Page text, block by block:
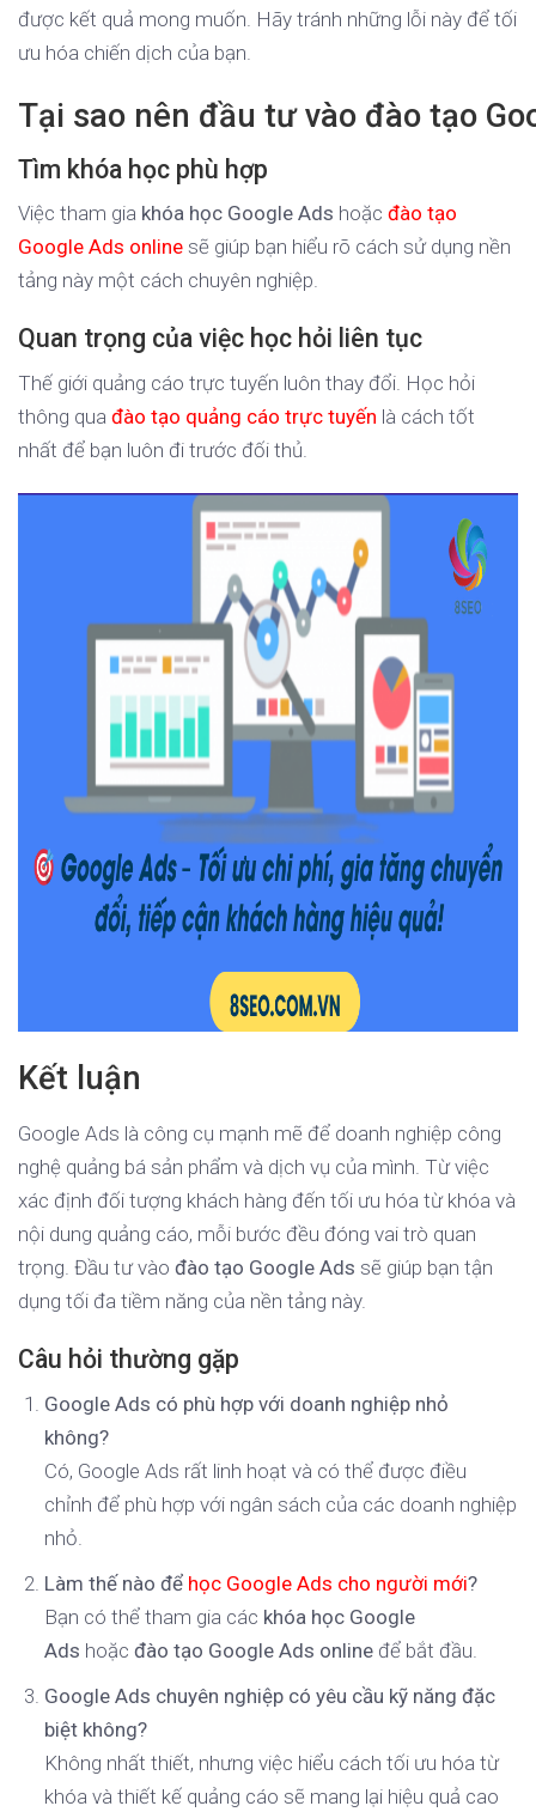
được kết quả mong muốn. Hãy tránh những lỗi này để tối
ưu hóa chiến dịch của bạn.
Tại sao nên đầu tư vào đào tạo
Tìm khóa học phù hợp
Việc tham gia khóa học Google Ads hoặc đào tạo
Google Ads online sẽ giúp bạn hiểu rõ cách sử dụng nền
tảng này một cách chuyên nghiệp.
Quan trọng của việc học hỏi liên tục
Thế giới quảng cáo trực tuyến luôn thay đổi. Học hỏi
thông qua đào tạo quảng cáo trực tuyến là cách tốt
nhất để bạn luôn đi trước đối thủ.
Kết luận
Google Ads là công cụ mạnh mẽ để doanh nghiệp công
nghệ quảng bá sản phẩm và dịch vụ của mình. Từ việc
xác định đối tượng khách hàng đến tối ưu hóa từ khóa và
nội dung quảng cáo, mỗi bước đều đóng vai trò quan
trọng. Đầu tư vào đào tạo Google Ads sẽ giúp bạn tận
dụng tối đa tiềm năng của nền tảng này.
Câu hỏi thường gặp
Google Ads có phù hợp với doanh nghiệp nhỏ
không?
Có, Google Ads rất linh hoạt và có thể được điều
chỉnh để phù hợp với ngân sách của các doanh nghiệp
nhỏ.
Làm thế nào để học Google Ads cho người mới?
Bạn có thể tham gia các khóa học Google
Ads hoặcđào tạo Google Ads online để bắt đầu.
Google Ads chuyên nghiệp có yêu cầu kỹ năng đặc
biệt không?
Không nhất thiết, nhưng việc hiểu cách tối ưu hóa từ
khóa và thiết kế quảng cáo sẽ mang lại hiệu quả cao